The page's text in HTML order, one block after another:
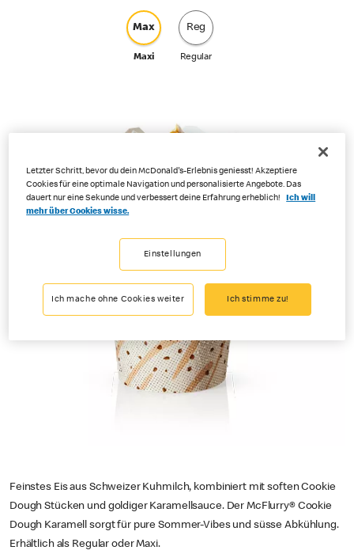
Max
Maxi
Reg
Regular
Feinstes Eis aus Schweizer Kuhmilch, kombiniert mit soften Cookie
Dough Stücken und goldiger Karamellsauce. Der McFlurry® Cookie
Dough Karamell sorgt für pure Sommer-Vibes und süsse Abkühlung.
Erhältlich als Regular oder Maxi.
Letzter Schritt, bevor du dein McDonald's-Erlebnis geniesst! Akzeptiere
Cookies für eine optimale Navigation und personalisierte Angebote. Das
dauert nur eine Sekunde und verbessert deine Erfahrung erheblich!
Ich will
mehr über Cookies wisse.
Einstellungen
Ich mache ohne Cookies weiter Ich stimme zu!